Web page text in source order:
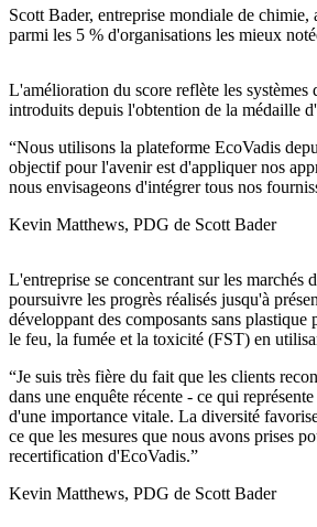
Scott Bader, entreprise mondiale de
parmi les 5 % d'organisations les mieux
L'amélioration du score reflète les
introduits depuis l'obtention de la médaille
Nous utilisons la plateforme EcoVadis
objectif pour l'avenir est d'appliquer nos
nous envisageons d'intégrer tous nos
Kevin Matthews, PDG de Scott Bader
L'entreprise se concentrant sur les marchés
poursuivre les progrès réalisés jusqu'à
développant des composants sans
le feu, la fumée et la toxicité (FST) en
Je suis très fière du fait que les clients
dans une enquête récente - ce qui
d'une importance vitale. La diversité
ce que les mesures que nous avons prises
recertification d'EcoVadis.
Kevin Matthews, PDG de Scott Bader